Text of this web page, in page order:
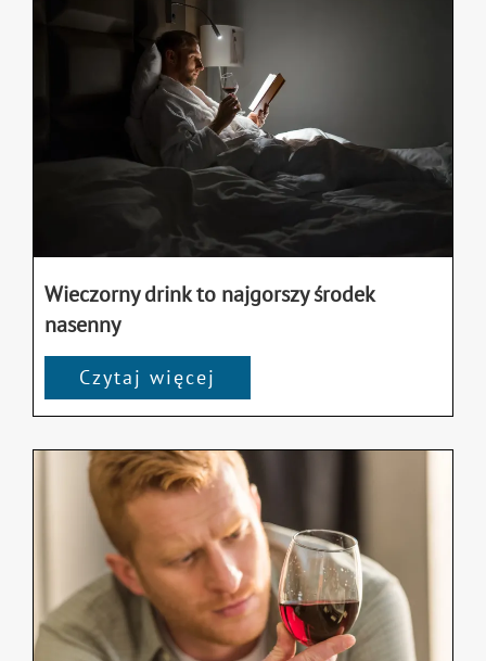
Wieczorny drink to najgorszy środek
nasenny
Czytaj więcej